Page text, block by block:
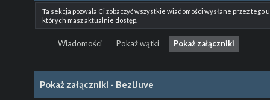
Ta sekcja pozwala Ci zobaczyć wszystkie wiadomości wysłane przez
których masz aktualnie dostęp.
Wiadomości Pokaż wątki Pokaż załączniki
Pokaż załączniki - BeziJuve